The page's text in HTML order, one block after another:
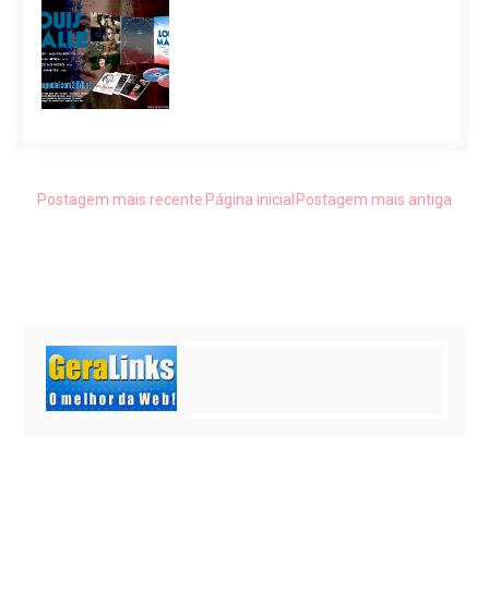
Postagem mais recente Postagem mais antiga
Página inicial